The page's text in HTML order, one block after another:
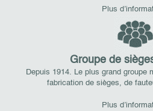
Plus
Groupe de
Depuis 1914. Le plus grand groupe
fabrication de sièges, de
Plus